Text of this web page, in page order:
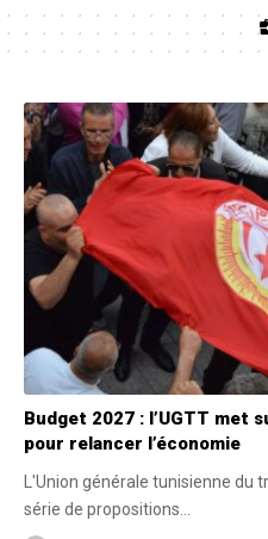
Budget 2027 : l’UGTT met
pour relancer l’économie
L'Union générale tunisienne du
série de propositions